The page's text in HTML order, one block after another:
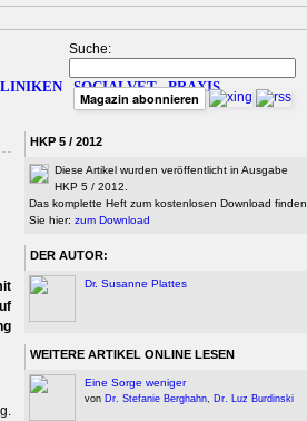
Suche:
Magazin abonnieren
SOCIALVET PRAXIS
HKP 5 / 2012
Diese Artikel wurden veröffentlicht in Ausgabe
HKP 5 / 2012.
Das komplette Heft zum kostenlosen Download finden
Sie hier: zum Download
DER AUTOR:
Dr. Susanne Plattes
WEITERE ARTIKEL ONLINE LESEN
Eine Sorge weniger
von Dr. Stefanie Berghahn, Dr. Luz Burdinski